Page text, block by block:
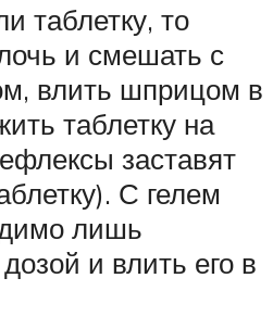
таблетку, то
и смешать с
влить шприцом в
таблетку на
заставят
С гелем
лишь
и влить его в